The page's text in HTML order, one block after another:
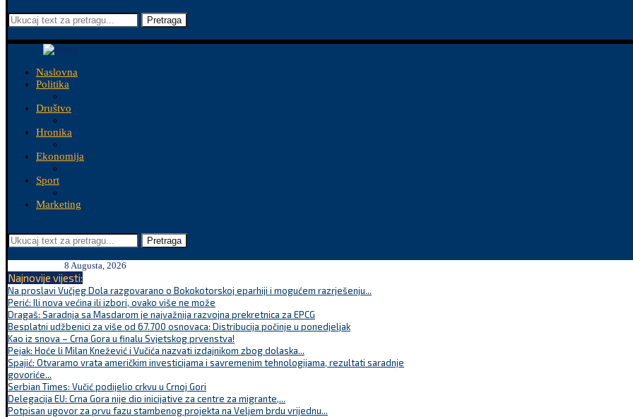
Pretraga
Naslovna
Politika
Društvo
Hronika
Ekonomija
Sport
Marketing
Pretraga
8 Augusta, 2026
Najnovije vijesti:
Na proslavi Vučjeg Dola razgovarano o Bokokotorskoj eparhiji i mogućem razrješenju...
Perić: Ili nova većina ili izbori, ovako više ne može
Dragaš: Saradnja sa Masdarom je najvažnija razvojna prekretnica za EPCG
Besplatni udžbenici za više od 67.700 osnovaca: Distribucija počinje u ponedjeljak
Kao iz snova – Crna Gora u finalu Svjetskog prvenstva!
Pejak: Hoće li Milan Knežević i Vučića nazvati izdajnikom zbog dolaska...
Spajić: Otvaramo vrata američkim investicijama i savremenim tehnologijama, rezultati saradnje
govoriće...
Serbian Times: Vučić podijelio crkvu u Crnoj Gori
Delegacija EU: Crna Gora nije dio inicijative za centre za migrante,...
Potpisan ugovor za prvu fazu stambenog projekta na Veljem brdu vrijednu...